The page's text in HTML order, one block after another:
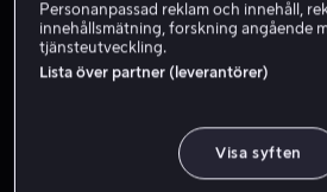
Köp 109 kr
Lucy Whitmore på ett café är han
funnit den stora kärleken. Således
Personanpassad reklam och innehåll,
innehållsmätning, forskning angående
tjänsteutveckling.
Lista över partner (leverantörer)
Visa syften